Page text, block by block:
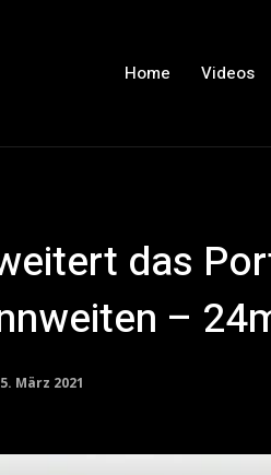
Home Videos
das
–
März 2021